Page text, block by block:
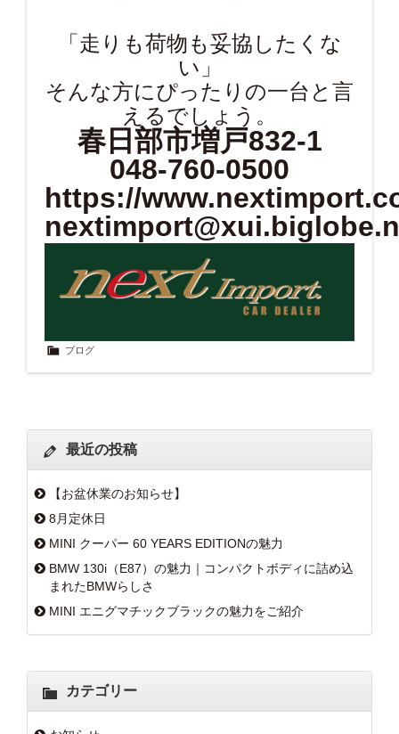
「走りも荷物も妥協したくな
い」
そんな方にぴったりの一台と言
えるでしょう。
春日部市増戸832-1
048-760-0500
https://
ブログ
最近の投稿
【お盆休業のお知らせ】
8月定休日
MINI クーパー 60 YEARS EDITIONの魅力
BMW 130i（E87）の魅力｜コンパクトボディに詰め込
まれたBMWらしさ
MINI エニグマチックブラックの魅力をご紹介
カテゴリー